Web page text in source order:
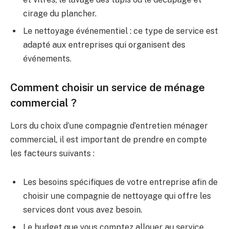
cirage du plancher.
Le nettoyage événementiel : ce type de service est
adapté aux entreprises qui organisent des
événements.
Comment choisir un service de ménage
commercial ?
Lors du choix d’une compagnie d’entretien ménager
commercial, il est important de prendre en compte
les facteurs suivants :
Les besoins spécifiques de votre entreprise afin de
choisir une compagnie de nettoyage qui offre les
services dont vous avez besoin.
Le budget que vous comptez allouer au service